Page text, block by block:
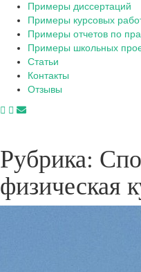
Примеры диссертаций
Примеры курсовых
Примеры отчетов по
Примеры школьных
Статьи
Контакты
Отзывы
Рубрика:
физическая